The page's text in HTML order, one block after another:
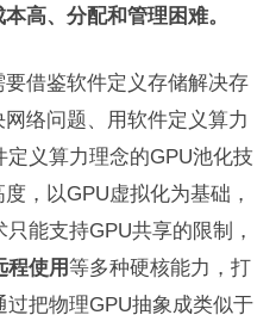
高、分配和管理困难。
借鉴软件定义存储解决存
络问题、用软件定义算力
义算力理念的GPU池化技
，以GPU虚拟化为基础，
能支持GPU共享的限制，
程使用等多种硬核能力，打
把物理GPU抽象成类似于